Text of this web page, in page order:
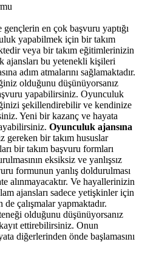
en çok başvuru yaptığı
yapabilmek için bir takım
veya bir takım eğitimlerinizin
ajansları bu yetenekli kişileri
adım atmalarını sağlamaktadır.
olduğunu düşünüyorsanız
yapabilirsiniz. Oyunculuk
şekillendirebilir ve kendinize
Yeni bir kazanç ve hayata
Oyunculuk ajansına
gereken bir takım hususlar
bir takım başvuru formları
eksiksiz ve yanlışsız
formunun yanlış doldurulması
alınmayacaktır. Ve hayallerinizin
ajansları sadece yetişkinler için
çalışmalar yapmaktadır.
olduğunu düşünüyorsanız
ettirebilirsiniz. Onun
diğerlerinden önde başlamasını